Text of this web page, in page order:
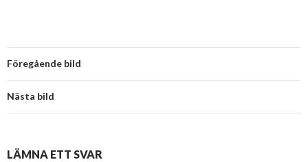
Föregående bild
Nästa bild
LÄMNA ETT SVAR